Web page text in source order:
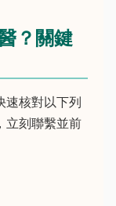
？關鍵
速核對以下列
立刻聯繫並前